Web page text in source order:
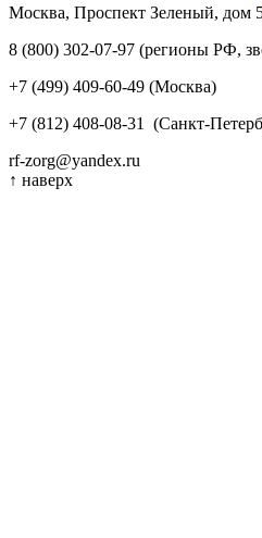
Москва, Проспект Зеленый, дом
8 (800) 302-07-97 (регионы РФ,
+7 (499) 409-60-49 (Москва)
+7 (812) 408-08-31 (Санкт-
rf-zorg@yandex.ru
↑ наверх